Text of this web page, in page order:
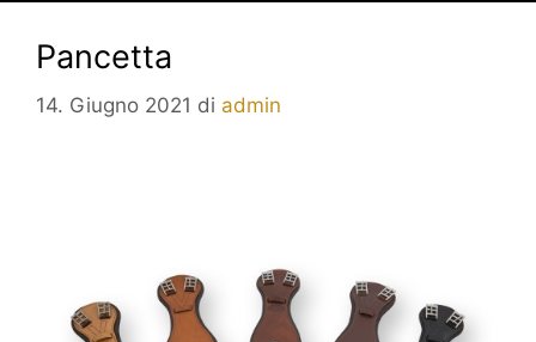
Pancetta
14. Giugno 2021 di admin